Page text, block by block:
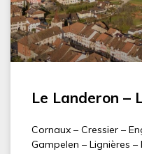
Le Landeron –
Cornaux – Cressier –
Gampelen – Lignières